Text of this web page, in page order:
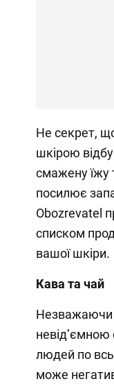
Не секрет,
шкірою
смажену їжу
посилює
Obozrevatel
списком
вашої шкіри.
Кава та чай
Незважаючи
людей по
може